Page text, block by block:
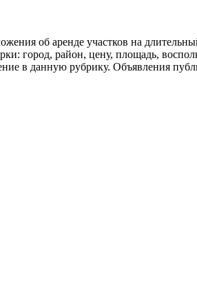
об аренде участков на
город, район, цену, площадь,
в данную рубрику. Объявления